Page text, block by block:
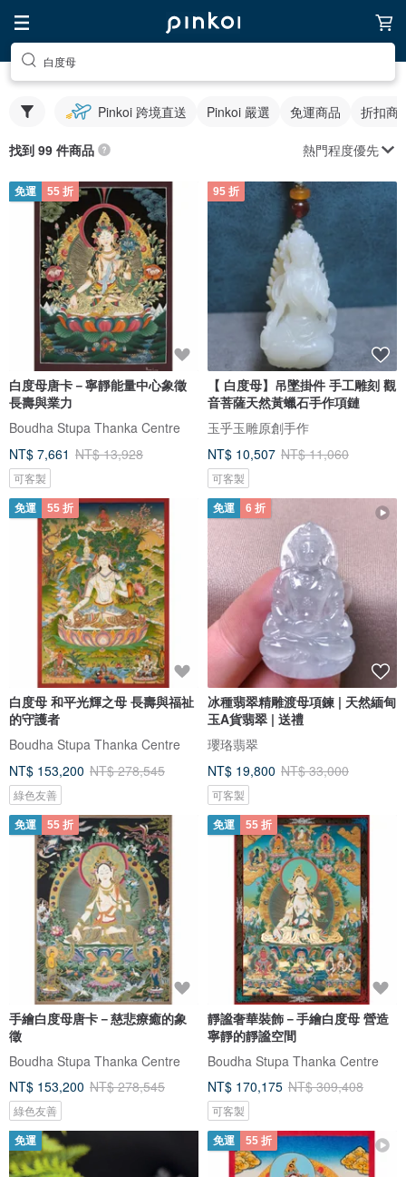
白度母
Pinkoi 跨境直送 Pinkoi 嚴選 免運商品 折扣商
找到 99 件商品 熱門程度優先
免運 55 折
白度母唐卡－寧靜能量中心象徵
長壽與業力
Boudha Stupa Thanka Centre
NT$ 7,661 NT$ 13,928
可客製
95 折
【 白度母】吊墜掛件 手工雕刻 觀
音菩薩天然黃蠟石手作項鏈
玉乎玉雕原創手作
NT$ 10,507 NT$ 11,060
可客製
免運 55 折
白度母 和平光輝之母 長壽與福祉
的守護者
Boudha Stupa Thanka Centre
NT$ 153,200 NT$ 278,545
綠色友善
免運 6 折
冰種翡翠精雕渡母項鍊 | 天然緬甸
玉A貨翡翠 | 送禮
瓔珞翡翠
NT$ 19,800 NT$ 33,000
可客製
免運 55 折
手繪白度母唐卡－慈悲療癒的象
徵
Boudha Stupa Thanka Centre
NT$ 153,200 NT$ 278,545
綠色友善
免運 55 折
靜謐奢華裝飾－手繪白度母 營造
寧靜的靜謐空間
Boudha Stupa Thanka Centre
NT$ 170,175 NT$ 309,408
可客製
免運 免運 55 折